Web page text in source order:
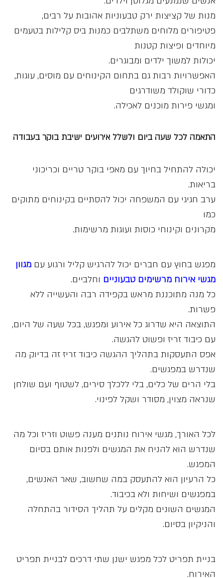
מנות של קציצות ירק טבעוניות אהובות על רבים,
פטיפורים מלוחים משתלבים כמנות ביס קלילות בטעמים
מיוחדים ופיצות קטנות
יכולות למשוך ילדים ומבוגרים.
האפשרויות רבות גם בתחום הקינוחים עם מוסים, עוגות,
כדורי שוקולד משודרגים
ומגשי פירות מוכנים לאכילה.
התאמה לכל שעה ביום ולשלל אירועים ישיבת בוקר בעבודה
יכולה להתחיל בחיוך עם מאפי בוקר טריים וכריכוני
בריאות.
ערב חגיגי עם המשפחה יכול להסתיים בקינוחים מתוקים
כמו
מקרונים וקינוחי כוסות ועוגות מרשימות.
מפגש בחוץ עם חברים יכול להרגיש קליל ורגוע עם מגוון
מגשי אירוח מרשימים טבעוניים וחלביים.
כל מנה מתוכננת מראש בקפידה רבה והעשייה ללא
פשרות.
התוצאה היא שדרוג כל אירוע ומפגש, בכל שעה של היום,
עם כיבוד זריז ופשוט להגשה.
אפס התעסקות בתהליך ההגשה כיבוד זריז זה בדיוק מה
שנדרש במפגשים.
בלי הרים של כלים, בלי ללכלך סירים, לשטוף ועם שולחן
שנראה מצוין, מסודר ושקל לפינוי.
לכל האורך, מגשי אירוח נותנים מענה פשוט וזריז וכל מה
שנדרש הוא להניח את המגשים ולפנות אותם בסיום
המפגש.
כל הרעיון הוא להתעסק במה שחשוב, שאר האנשים,
במפגשים ושיחות ולא בכיבוד.
המגשים השונים מקלים על תהליך הסידור בהתחלה
והניקיון בסיום.
בניית תפריט לכל מפגש ישנן שתי דרכים לבניית תפריט
האירוח.